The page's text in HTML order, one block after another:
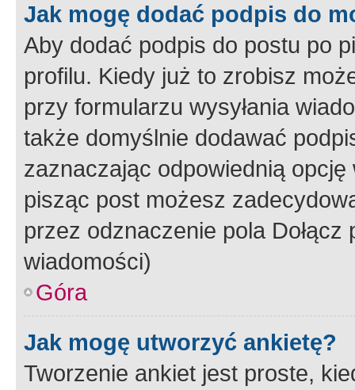
Jak mogę dodać podpis do
Aby dodać podpis do postu po
profilu. Kiedy już to zrobisz
przy formularzu wysyłania
także domyślnie dodawać
zaznaczając odpowiednią
pisząc post możesz
przez odznaczenie pola
wiadomości)
Góra
Jak mogę utworzyć ankietę?
Tworzenie ankiet jest proste,